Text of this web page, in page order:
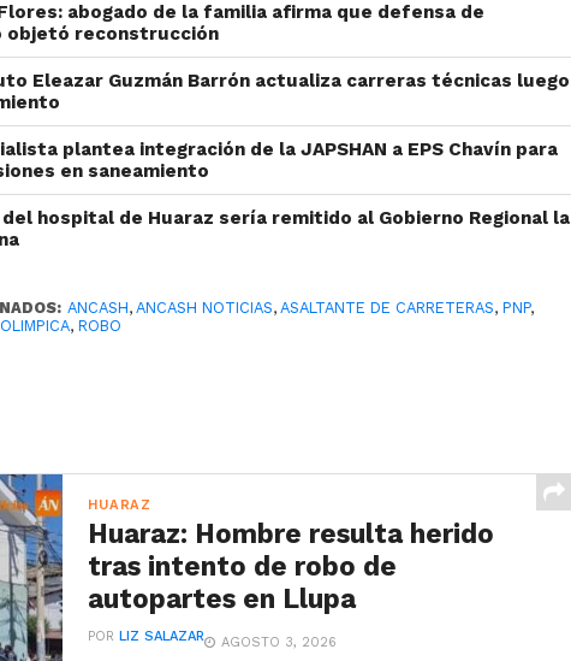
abogado de la familia afirma que defensa de
objetó reconstrucción
Eleazar Guzmán Barrón actualiza carreras técnicas luego
plantea integración de la JAPSHAN a EPS Chavín para
en saneamiento
del hospital de Huaraz sería remitido al Gobierno Regional la
ANCASH,ANCASH NOTICIAS,ASALTANTE DE CARRETERAS,PNP,
,ROBO
HUARAZ
Huaraz: Hombre resulta herido
tras intento de robo de
autopartes en Llupa
POR LIZ SALAZAR AGOSTO 3, 2026